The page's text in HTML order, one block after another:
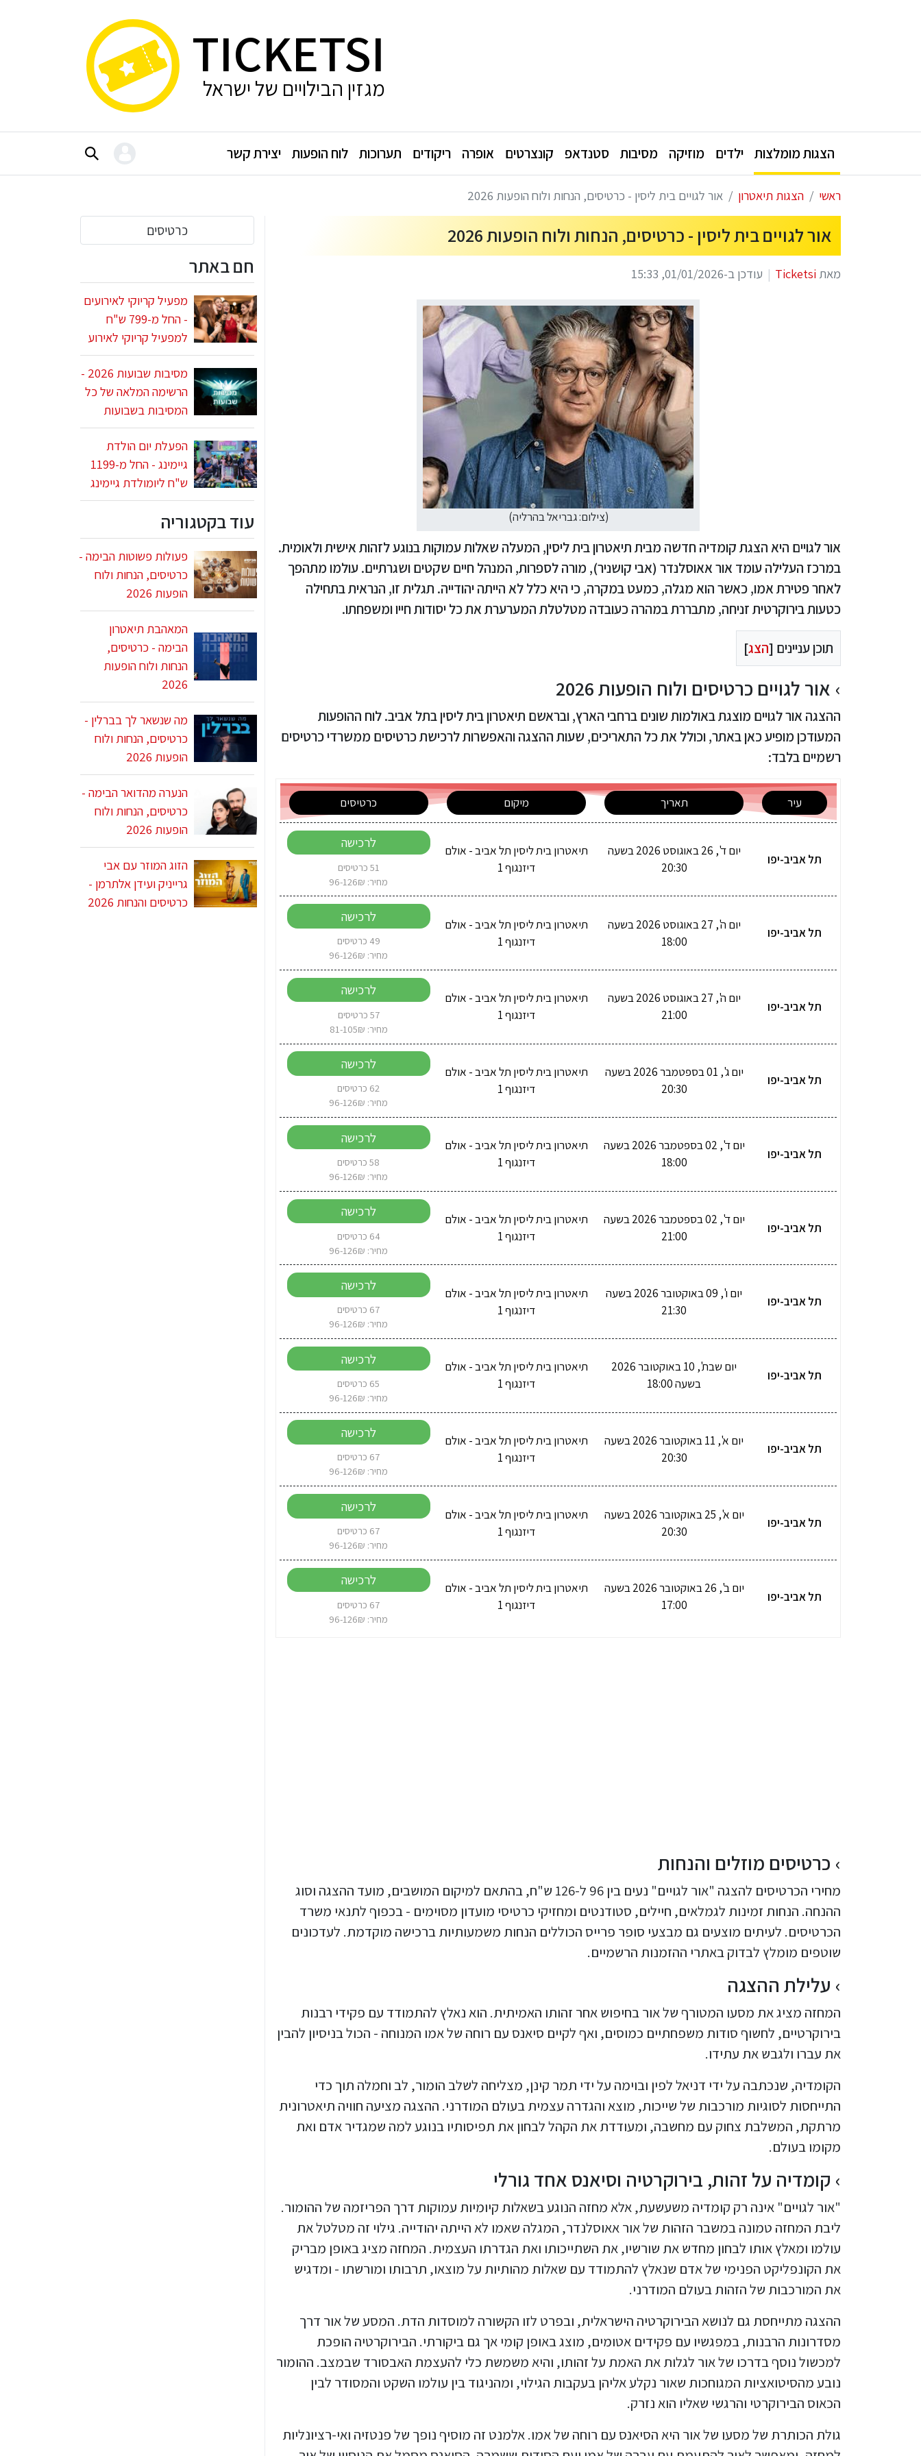
TICKETSI
מגזין הבילויים של ישראל
הצגות מומלצות ילדים מוזיקה מסיבות סטנדאפ קונצרטים אופרה ריקודים תערוכות לוח הופעות יצירת קשר
ראשי הצגות תיאטרון אור לגויים בית ליסין - כרטיסים, הנחות ולוח הופעות 2026
אור לגויים בית ליסין - כרטיסים, הנחות ולוח הופעות 2026
מאת Ticketsi עודכן ב-01/01/2026, 15:33
(צילום: גבריאל בהרליה)
אור לגויים היא הצגת קומדיה חדשה מבית תיאטרון בית ליסין, המעלה שאלות עמוקות בנוגע לזהות אישית ולאומית.
במרכז העלילה עומד אור אאוסלנדר (אבי קושניר), מורה לספרות, המנהל חיים שקטים ושגרתיים. עולמו מתהפך
לאחר פטירת אמו, כאשר הוא מגלה, כמעט במקרה, כי היא כלל לא הייתה יהודייה. תגלית זו, הנראית בתחילה
כטעות בירוקרטית זניחה, מתבררת במהרה כעובדה מטלטלת המערערת את כל יסודות חייו ומשפחתו.
תוכן עניינים [הצג]
אור לגויים כרטיסים ולוח הופעות 2026
ההצגה אור לגויים מוצגת באולמות שונים ברחבי הארץ, ובראשם תיאטרון בית ליסין בתל אביב. לוח ההופעות
המעודכן מופיע כאן באתר, וכולל את כל התאריכים, שעות ההצגה והאפשרות לרכישת כרטיסים ממשרדי כרטיסים
רשמיים בלבד:
עיר תאריך מיקום כרטיסים
תל אביב-יפו
יום ד', 26 באוגוסט 2026 בשעה
20:30
תיאטרון בית ליסין תל אביב - אולם
דיזנגוף 1
לרכישה
51 כרטיסים
מחיר: 96-126₪
תל אביב-יפו
יום ה', 27 באוגוסט 2026 בשעה
18:00
תיאטרון בית ליסין תל אביב - אולם
דיזנגוף 1
לרכישה
49 כרטיסים
מחיר: 96-126₪
תל אביב-יפו
יום ה', 27 באוגוסט 2026 בשעה
21:00
תיאטרון בית ליסין תל אביב - אולם
דיזנגוף 1
לרכישה
57 כרטיסים
מחיר: 81-105₪
תל אביב-יפו
יום ג', 01 בספטמבר 2026 בשעה
20:30
תיאטרון בית ליסין תל אביב - אולם
דיזנגוף 1
לרכישה
62 כרטיסים
מחיר: 96-126₪
תל אביב-יפו
יום ד', 02 בספטמבר 2026 בשעה
18:00
תיאטרון בית ליסין תל אביב - אולם
דיזנגוף 1
לרכישה
58 כרטיסים
מחיר: 96-126₪
תל אביב-יפו
יום ד', 02 בספטמבר 2026 בשעה
21:00
תיאטרון בית ליסין תל אביב - אולם
דיזנגוף 1
לרכישה
64 כרטיסים
מחיר: 96-126₪
תל אביב-יפו
יום ו', 09 באוקטובר 2026 בשעה
21:30
תיאטרון בית ליסין תל אביב - אולם
דיזנגוף 1
לרכישה
67 כרטיסים
מחיר: 96-126₪
תל אביב-יפו
יום שבת', 10 באוקטובר 2026
בשעה 18:00
תיאטרון בית ליסין תל אביב - אולם
דיזנגוף 1
לרכישה
65 כרטיסים
מחיר: 96-126₪
תל אביב-יפו
יום א', 11 באוקטובר 2026 בשעה
20:30
תיאטרון בית ליסין תל אביב - אולם
דיזנגוף 1
לרכישה
67 כרטיסים
מחיר: 96-126₪
תל אביב-יפו
יום א', 25 באוקטובר 2026 בשעה
20:30
תיאטרון בית ליסין תל אביב - אולם
דיזנגוף 1
לרכישה
67 כרטיסים
מחיר: 96-126₪
תל אביב-יפו
יום ב', 26 באוקטובר 2026 בשעה
17:00
תיאטרון בית ליסין תל אביב - אולם
דיזנגוף 1
לרכישה
67 כרטיסים
מחיר: 96-126₪
כרטיסים מוזלים והנחות
מחירי הכרטיסים להצגה "אור לגויים" נעים בין 96 ל-126 ש"ח, בהתאם למיקום המושבים, מועד ההצגה וסוג
ההנחה. הנחות זמינות לגמלאים, חיילים, סטודנטים ומחזיקי כרטיסי מועדון מסוימים - בכפוף לתנאי משרד
הכרטיסים. לעיתים מוצעים גם מבצעי סופר פרייס הכוללים הנחות משמעותיות ברכישה מוקדמת. לעדכונים
שוטפים מומלץ לבדוק באתרי ההזמנות הרשמיים.
עלילת ההצגה
המחזה מציג את מסעו המטורף של אור בחיפוש אחר זהותו האמיתית. הוא נאלץ להתמודד עם פקידי רבנות
בירוקרטיים, לחשוף סודות משפחתיים כמוסים, ואף לקיים סיאנס עם רוחה של אמו המנוחה - הכול בניסיון להבין
את עברו ולגבש את עתידו.
הקומדיה, שנכתבה על ידי דניאל לפין ובוימה על ידי תמר קינן, מצליחה לשלב הומור, לב וחמלה תוך כדי
התייחסות לסוגיות מורכבות של שייכות, מוצא והגדרה עצמית בעולם המודרני. ההצגה מציעה חוויה תיאטרונית
מרתקת, המשלבת צחוק עם מחשבה, ומעודדת את הקהל לבחון את תפיסותיו בנוגע למה שמגדיר אדם ואת
מקומו בעולם.
קומדיה על זהות, בירוקרטיה וסיאנס אחד גורלי
"אור לגויים" אינה רק קומדיה משעשעת, אלא מחזה הנוגע בשאלות קיומיות עמוקות דרך הפריזמה של ההומור.
ליבת המחזה טמונה במשבר הזהות של אור אאוסלנדר, המגלה שאמו לא הייתה יהודייה. גילוי זה מטלטל את
עולמו ומאלץ אותו לבחון מחדש את שורשיו, את השתייכותו ואת הגדרתו העצמית. המחזה מציג באופן מבריק
את הקונפליקט הפנימי של אדם שנאלץ להתמודד עם שאלות מהותיות על מוצאו, תרבותו ומורשתו - ומדגיש
את המורכבות של הזהות בעולם המודרני.
ההצגה מתייחסת גם לנושא הבירוקרטיה הישראלית, ובפרט לזו הקשורה למוסדות הדת. המסע של אור דרך
מסדרונות הרבנות, במפגשיו עם פקידים אטומים, מוצג באופן קומי אך גם ביקורתי. הבירוקרטיה הופכת
למכשול נוסף בדרכו של אור לגלות את האמת על זהותו, והיא משמשת כלי להעצמת האבסורד שבמצב. ההומור
נובע מהסיטואציות המגוחכות שאור נקלע אליהן בעקבות הגילוי, ומהניגוד בין עולמו השקט והמסודר לבין
הכאוס הבירוקרטי והרגשי שאליו הוא נזרק.
גולת הכותרת של מסעו של אור היא הסיאנס עם רוחה של אמו. אלמנט זה מוסיף נופך של פנטזיה ואי-רציונליות
כרטיסים
חם באתר
מפעיל קריוקי לאירועים
- החל מ-799 ש"ח
למפעיל קריוקי לאירוע
מסיבות שבועות 2026 -
הרשימה המלאה של כל
המסיבות בשבועות
הפעלת יום הולדת
גיימינג - החל מ-1199
ש"ח ליומולדת גיימינג
עוד בקטגוריה
פעולות פשוטות הבימה -
כרטיסים, הנחות ולוח
הופעות 2026
המאהבת תיאטרון
הבימה - כרטיסים,
הנחות ולוח הופעות
2026
מה שנשאר לך בברלין -
כרטיסים, הנחות ולוח
הופעות 2026
הנערה מהדואר הבימה -
כרטיסים, הנחות ולוח
הופעות 2026
הזוג המוזר עם אבי
גרייניק ועידן אלתרמן -
כרטיסים והנחות 2026